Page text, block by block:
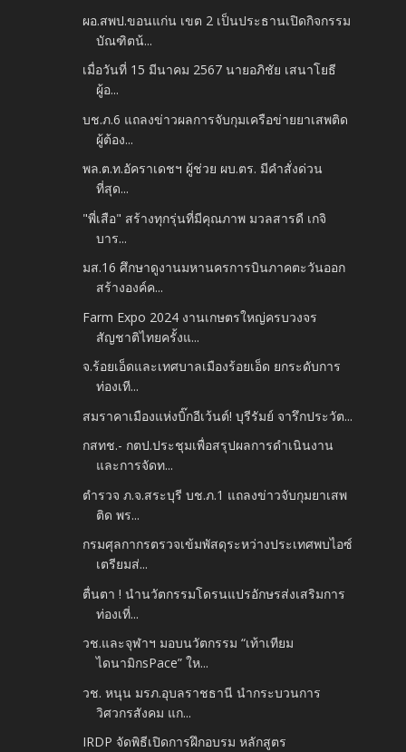
ผอ.สพป.ขอนแก่น เขต 2 เป็นประธานเปิดกิจกรรม
บัณฑิตน้...
เมื่อวันที่ 15 มีนาคม 2567 นายอภิชัย เสนาโยธี
ผู้อ...
บช.ภ.6 แถลงข่าวผลการจับกุมเครือข่ายยาเสพติด
ผู้ต้อง...
พล.ต.ท.อัคราเดชฯ ผู้ช่วย ผบ.ตร. มีคำสั่งด่วน
ที่สุด...
"พี่เสือ" สร้างทุกรุ่นที่มีคุณภาพ มวลสารดี เกจิ
บาร...
มส.16 ศึกษาดูงานมหานครการบินภาคตะวันออก
สร้างองค์ค...
Farm Expo 2024 งานเกษตรใหญ่ครบวงจร
สัญชาติไทยครั้งแ...
จ.ร้อยเอ็ดและเทศบาลเมืองร้อยเอ็ด ยกระดับการ
ท่องเที...
สมราคาเมืองแห่งบิ๊กอีเว้นต์! บุรีรัมย์ จารึกประวัต...
กสทช.- กตป.ประชุมเพื่อสรุปผลการดำเนินงาน
และการจัดท...
ตำรวจ ภ.จ.สระบุรี บช.ภ.1 แถลงข่าวจับกุมยาเสพ
ติด พร...
กรมศุลกากรตรวจเข้มพัสดุระหว่างประเทศพบไอซ์
เตรียมส่...
ตื่นตา ! นำนวัตกรรมโดรนแปรอักษรส่งเสริมการ
ท่องเที่...
วช.และจุฬาฯ มอบนวัตกรรม “เท้าเทียม
ไดนามิกsPace” ให...
วช. หนุน มรภ.อุบลราชธานี นำกระบวนการ
วิศวกรสังคม แก...
IRDP จัดพิธีเปิดการฝึกอบรม หลักสูตร